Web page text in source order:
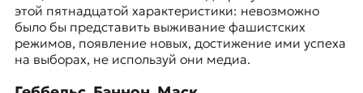
этой пятнадцатой характеристики: невозможно
было бы представить выживание фашистских
режимов, появление новых, достижение ими успеха
на выборах, не используй они медиа.